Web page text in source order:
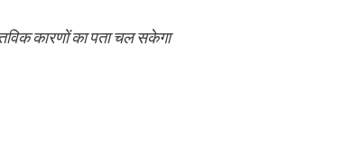
कारणों का पता चल सकेगा